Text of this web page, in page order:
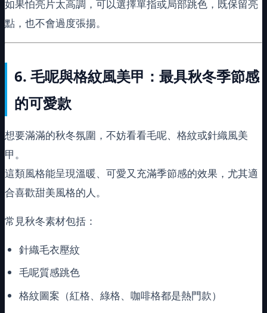
如果怕亮片太高調，可以選擇單指或局部跳色，既保留亮
點，也不會過度張揚。
6. 毛呢與格紋風美甲：最具秋冬季節感
的可愛款
想要滿滿的秋冬氛圍，不妨看看毛呢、格紋或針織風美
甲。
這類風格能呈現溫暖、可愛又充滿季節感的效果，尤其適
合喜歡甜美風格的人。
常見秋冬素材包括：
針織毛衣壓紋
毛呢質感跳色
格紋圖案（紅格、綠格、咖啡格都是熱門款）